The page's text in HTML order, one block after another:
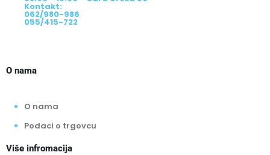
Kontakt:
062/980-986
055/415-722
O nama
O nama
Podaci o trgovcu
Više infromacija